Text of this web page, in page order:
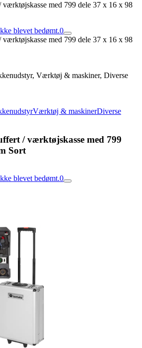
med 799 dele 37 x 16 x 98
blevet bedømt.0
med 799 dele 37 x 16 x 98
Værktøj & maskiner, Diverse
Værktøj & maskinerDiverse
/ værktøjskasse med 799
Sort
blevet bedømt.0